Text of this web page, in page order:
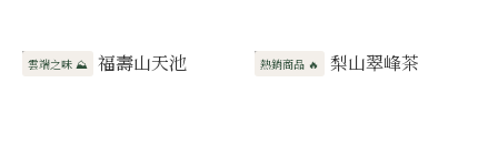
雲端之味 ⛰️ 熱銷商品 🔥